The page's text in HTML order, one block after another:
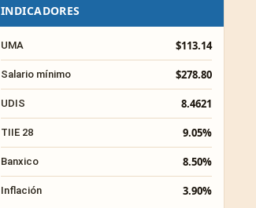
INDICADORES
UMA $113.14
Salario mínimo $278.80
UDIS 8.4621
TIIE 28 9.05%
Banxico 8.50%
Inflación 3.90%